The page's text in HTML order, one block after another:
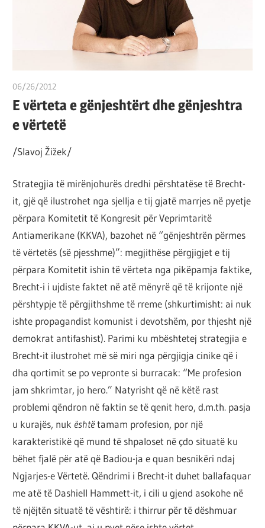
shndërrosh
atë.
06/26/2012
E vërteta e gënjeshtërt dhe gënjeshtra
e vërtetë
/Slavoj Žižek/
Strategjia të mirënjohurës dredhi përshtatëse të Brecht-
it, gjë që ilustrohet nga sjellja e tij gjatë marrjes në pyetje
përpara Komitetit të Kongresit për Veprimtaritë
Antiamerikane (KKVA), bazohet në “gënjeshtrën përmes
të vërtetës (së pjesshme)”: megjithëse përgjigjet e tij
përpara Komitetit ishin të vërteta nga pikëpamja faktike,
Brecht-i i ujdiste faktet në atë mënyrë që të krijonte një
përshtypje të përgjithshme të rreme (shkurtimisht: ai nuk
ishte propagandist komunist i devotshëm, por thjesht një
demokrat antifashist). Parimi ku mbështetej strategjia e
Brecht-it ilustrohet më së miri nga përgjigja cinike që i
dha qortimit se po vepronte si burracak: “Me profesion
jam shkrimtar, jo hero.” Natyrisht që në këtë rast
problemi qëndron në faktin se të qenit hero, d.m.th. pasja
u kurajës, nuk ështëtamam profesion, por një
karakteristikë që mund të shpaloset në çdo situatë ku
bëhet fjalë për atë që Badiou-ja e quan besnikëri ndaj
Ngjarjes-e Vërtetë. Qëndrimi i Brecht-it duhet ballafaquar
me atë të Dashiell Hammett-it, i cili u gjend asokohe në
të njëjtën situatë të vështirë: i thirrur për të dëshmuar